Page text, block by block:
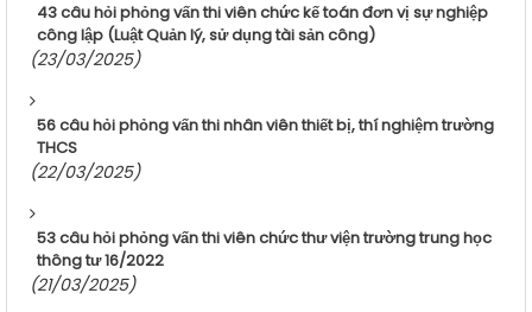
43 câu hỏi phỏng vấn thi viên chức kế toán đơn vị sự nghiệp
công lập (Luật Quản lý, sử dụng tài sản công)
(23/03/2025)
56 câu hỏi phỏng vấn thi nhân viên thiết bị, thí nghiệm trường
THCS
(22/03/2025)
53 câu hỏi phỏng vấn thi viên chức thư viện trường trung học
thông tư 16/2022
(21/03/2025)